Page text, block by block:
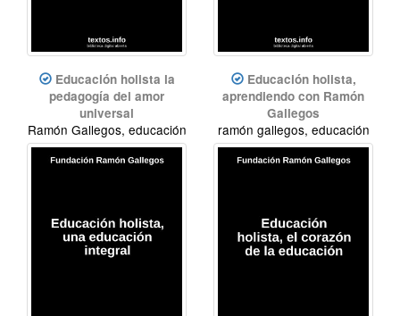
Educación holista la
pedagogía del amor
universal
Ramón Gallegos, educación
holista, inteligencia
espiritual, meditación,
Educación holista,
aprendiendo con Ramón
Gallegos
ramón gallegos, educación
holista, inteligencia
espiritual